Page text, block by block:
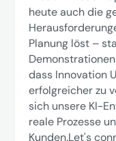
heute auch die
Planung löst –
dass Innovation
erfolgreicher zu
sich unsere KI-
reale Prozesse
Kunden.Let's